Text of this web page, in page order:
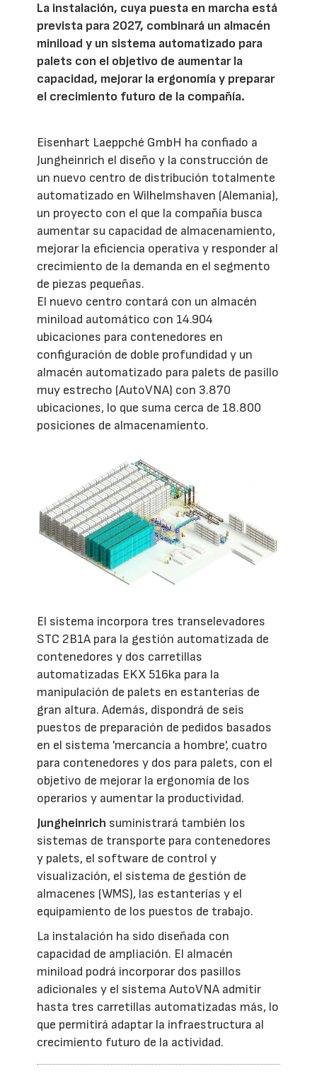
La instalación, cuya puesta en marcha está
prevista para 2027, combinará un almacén
miniload y un sistema automatizado para
palets con el objetivo de aumentar la
capacidad, mejorar la ergonomía y preparar
el crecimiento futuro de la compañía.
Eisenhart Laeppché GmbH ha confiado a
Jungheinrich el diseño y la construcción de
un nuevo centro de distribución totalmente
automatizado en Wilhelmshaven (Alemania),
un proyecto con el que la compañía busca
aumentar su capacidad de almacenamiento,
mejorar la eficiencia operativa y responder al
crecimiento de la demanda en el segmento
de piezas pequeñas.
El nuevo centro contará con un almacén
miniload automático con 14.904
ubicaciones para contenedores en
configuración de doble profundidad y un
almacén automatizado para palets de pasillo
muy estrecho (AutoVNA) con 3.870
ubicaciones, lo que suma cerca de 18.800
posiciones de almacenamiento.
El sistema incorpora tres transelevadores
STC 2B1A para la gestión automatizada de
contenedores y dos carretillas
automatizadas EKX 516ka para la
manipulación de palets en estanterías de
gran altura. Además, dispondrá de seis
puestos de preparación de pedidos basados
en el sistema 'mercancía a hombre', cuatro
para contenedores y dos para palets, con el
objetivo de mejorar la ergonomía de los
operarios y aumentar la productividad.
Jungheinrich suministrará también los
sistemas de transporte para contenedores
y palets, el software de control y
visualización, el sistema de gestión de
almacenes (WMS), las estanterías y el
equipamiento de los puestos de trabajo.
La instalación ha sido diseñada con
capacidad de ampliación. El almacén
miniload podrá incorporar dos pasillos
adicionales y el sistema AutoVNA admitir
hasta tres carretillas automatizadas más, lo
que permitirá adaptar la infraestructura al
crecimiento futuro de la actividad.